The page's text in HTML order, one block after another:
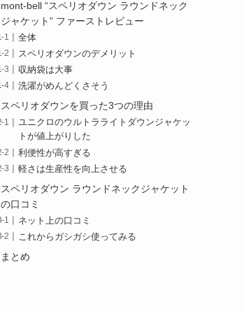
mont-bell “スペリオダウン ラウンドネック
ジャケット” ファーストレビュー
全体
スペリオダウンのデメリット
収納袋は大事
洗濯がめんどくさそう
スペリオダウンを買った3つの理由
ユニクロのウルトラライトダウンジャケッ
トが値上がりした
利便性が高すぎる
軽さは生産性を向上させる
スペリオダウン ラウンドネックジャケット
の口コミ
ネット上の口コミ
これからガシガシ使ってみる
まとめ